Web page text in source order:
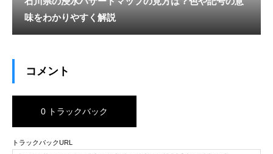
味をわかりやすく解説
コメント
0 トラックバック
トラックバックURL